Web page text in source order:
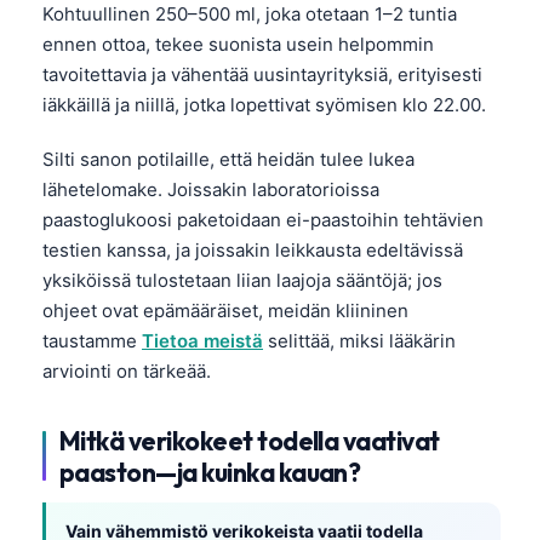
Kohtuullinen 250–500 ml, joka otetaan 1–2 tuntia
ennen ottoa, tekee suonista usein helpommin
tavoitettavia ja vähentää uusintayrityksiä, erityisesti
iäkkäillä ja niillä, jotka lopettivat syömisen klo 22.00.
Silti sanon potilaille, että heidän tulee lukea
lähetelomake. Joissakin laboratorioissa
paastoglukoosi paketoidaan ei-paastoihin tehtävien
testien kanssa, ja joissakin leikkausta edeltävissä
yksiköissä tulostetaan liian laajoja sääntöjä; jos
ohjeet ovat epämääräiset, meidän kliininen
taustamme Tietoa meistä selittää, miksi lääkärin
arviointi on tärkeää.
Mitkä verikokeet todella vaativat
paaston—ja kuinka kauan?
Vain vähemmistö verikokeista vaatii todella